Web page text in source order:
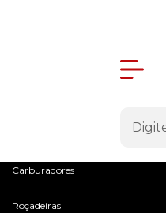
Carburadores
Roçadeiras